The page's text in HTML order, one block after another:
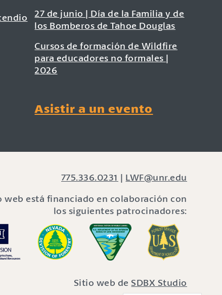
27 de junio | Día de la Familia y de
los Bomberos de Tahoe Douglas
Cursos de formación de Wildfire
para educadores no formales |
2026
Asistir a un evento
775.336.0231 | LWF@unr.edu
web está financiado en colaboración con
los siguientes patrocinadores:
Sitio web deSDBX Studio